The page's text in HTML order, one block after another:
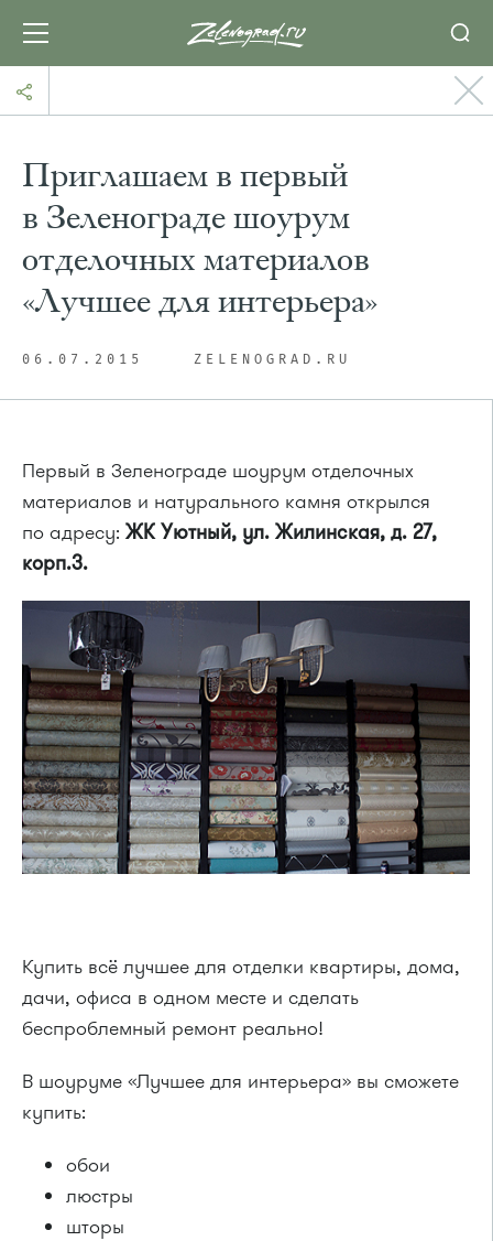
Приглашаем в первый
в Зеленограде шоурум
отделочных материалов
«Лучшее для интерьера»
06.07.2015 ZELENOGRAD.RU
Первый в Зеленограде шоурум отделочных
материалов и натурального камня открылся
по адресу: ЖК Уютный, ул. Жилинская, д. 27,
корп.3.
Купить всё лучшее для отделки квартиры, дома,
дачи, офиса в одном месте и сделать
беспроблемный ремонт реально!
В шоуруме «Лучшее для интерьера» вы сможете
купить:
обои
люстры
шторы